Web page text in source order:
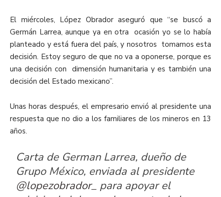
El miércoles, López Obrador aseguró que “se buscó a
Germán Larrea, aunque ya en otra ocasión yo se lo había
planteado y está fuera del país, y nosotros tomamos esta
decisión. Estoy seguro de que no va a oponerse, porque es
una decisión con dimensión humanitaria y es también una
decisión del Estado mexicano”.
Unas horas después, el empresario envió al presidente una
respuesta que no dio a los familiares de los mineros en 13
años.
Carta de German Larrea, dueño de
Grupo México, enviada al presidente
@lopezobrador_ para apoyar el